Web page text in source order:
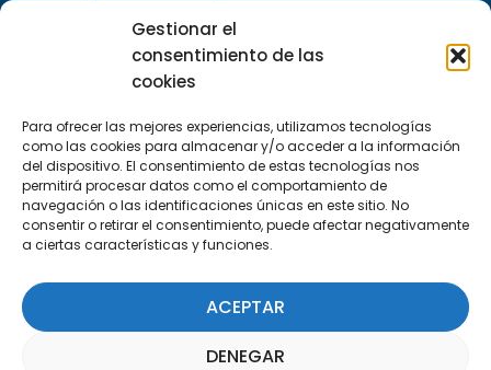
Gestionar el
consentimiento de las
cookies
Para ofrecer las mejores experiencias, utilizamos tecnologías
como las cookies para almacenar y/o acceder a la información
del dispositivo. El consentimiento de estas tecnologías nos
permitirá procesar datos como el comportamiento de
navegación o las identificaciones únicas en este sitio. No
consentir o retirar el consentimiento, puede afectar negativamente
a ciertas características y funciones.
ACEPTAR
DENEGAR
29590 Campanillas, Málaga
Suscríbete a nuestra Newsletter
SUSCRÍBETE AQUÍ